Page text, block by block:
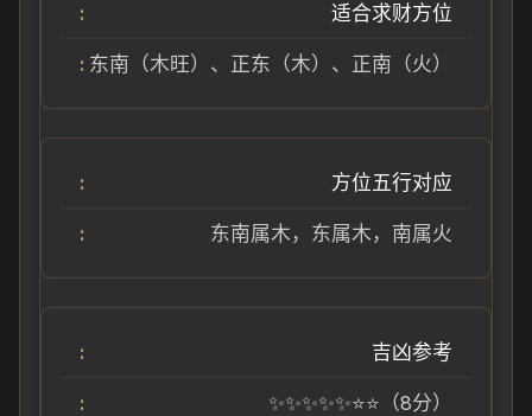
适合求财方位
东南（木旺）、正东（木）、正南（火）
方位五行对应
东南属木，东属木，南属火
吉凶参考
✨✨✨✨✨⭐⭐（8分）